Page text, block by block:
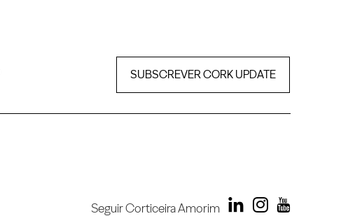
SUBSCREVER CORK UPDATE
Seguir Corticeira Amorim